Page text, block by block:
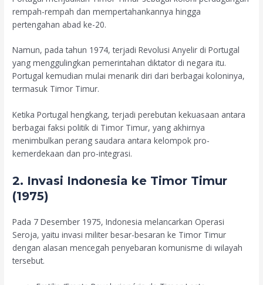
rempah-rempah dan mempertahankannya hingga
pertengahan abad ke-20.
Namun, pada tahun 1974, terjadi Revolusi Anyelir di Portugal
yang menggulingkan pemerintahan diktator di negara itu.
Portugal kemudian mulai menarik diri dari berbagai koloninya,
termasuk Timor Timur.
Ketika Portugal hengkang, terjadi perebutan kekuasaan antara
berbagai faksi politik di Timor Timur, yang akhirnya
menimbulkan perang saudara antara kelompok pro-
kemerdekaan dan pro-integrasi.
2. Invasi Indonesia ke Timor Timur
(1975)
Pada 7 Desember 1975, Indonesia melancarkan Operasi
Seroja, yaitu invasi militer besar-besaran ke Timor Timur
dengan alasan mencegah penyebaran komunisme di wilayah
tersebut.